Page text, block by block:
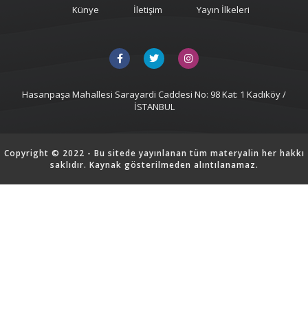
Künye İletişim Yayın İlkeleri
Hasanpaşa Mahallesi Sarayardi Caddesi No: 98 Kat: 1 Kadıköy /
İSTANBUL
Copyright © 2022 - Bu sitede yayınlanan tüm materyalin her hakkı
saklıdır. Kaynak gösterilmeden alıntılanamaz.